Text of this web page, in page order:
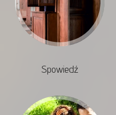
Spowiedź